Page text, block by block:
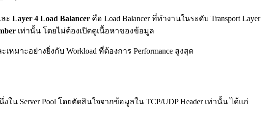
ะ Layer 4 Load Balancer คือ Load Balancer ที่ทำงานในระดับ Transport Layer
เท่านั้น โดยไม่ต้องเปิดดูเนื้อหาของข้อมูล
มาะอย่างยิ่งกับ Workload ที่ต้องการ Performance สูงสุด
ใน Server Pool โดยตัดสินใจจากข้อมูลใน TCP/UDP Header เท่านั้น ได้แก่